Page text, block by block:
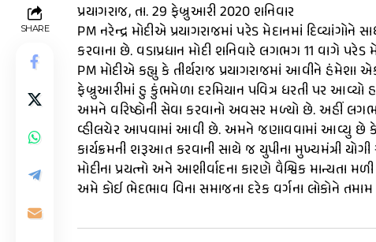
SHARE
પ્રયાગરાજ, તા. 29 ફેબ્રુઆરી 2020 શનિવાર
PM નરેન્દ્ર મોદીએ પ્રયાગરાજમાં પરેડ મેદાનમાં
કરવાના છે. વડાપ્રધાન મોદી શનિવારે લગભગ 11 વાગે પરેડ
PM મોદીએ કહ્યુ કે તીર્થરાજ પ્રયાગરાજમાં આવીને
ફેબ્રુઆરીમાં હુ કુંભમેળા દરમિયાન પવિત્ર ધરતી પર આવ્યો
અમને વરિષ્ઠોની સેવા કરવાનો અવસર મળ્યો છે. અહીં
વ્હીલચેર આપવામાં આવી છે. અમને જણાવવામાં આવ્યુ છે કે
કાર્યક્રમની શરૂઆત કરવાની સાથે જ યુપીના મુખ્યમંત્રી
મોદીના પ્રયત્નો અને આશીર્વાદના કારણે વૈશ્વિક માન્યતા
અમે કોઈ ભેદભાવ વિના સમાજના દરેક વર્ગના લોકોને